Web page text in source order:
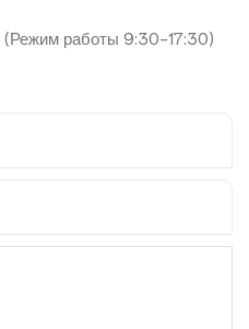
(Режим работы 9:30-17:30)